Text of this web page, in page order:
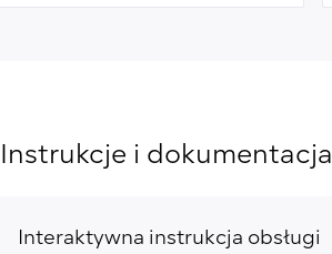
Instrukcje i dokumentacja
Interaktywna instrukcja obsługi